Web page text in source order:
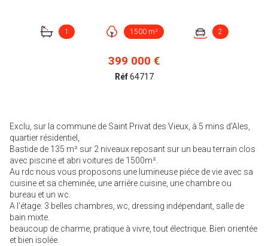
1 1500 m² 2
399 000 €
Réf64717
Exclu, sur la commune de Saint Privat des Vieux, à 5 mins d'Ales,
quartier résidentiel,
Bastide de 135 m² sur 2 niveaux reposant sur un beau terrain clos
avec piscine et abri voitures de 1500m².
Au rdc nous vous proposons une lumineuse piéce de vie avec sa
cuisine et sa cheminée, une arriére cuisine, une chambre ou
bureau et un wc.
A l'étage: 3 belles chambres, wc, dressing indépendant, salle de
bain mixte.
beaucoup de charme, pratique à vivre, tout électrique. Bien orientée
et bien isolée.